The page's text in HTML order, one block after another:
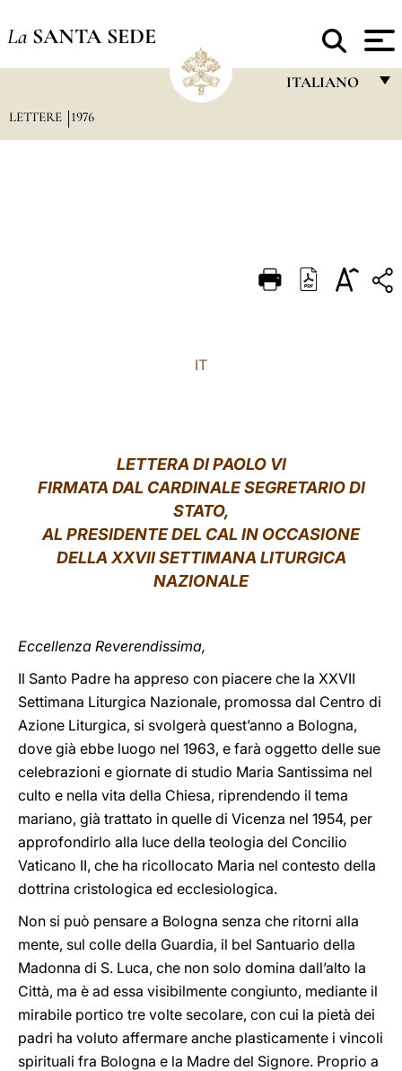
La SANTA SEDE
ITALIANO
DEUTSCH
LETTERE 1976
IT
LETTERA DI PAOLO VI
FIRMATA DAL CARDINALE SEGRETARIO DI
STATO,
AL PRESIDENTE DEL CAL IN OCCASIONE
DELLA XXVII SETTIMANA LITURGICA
NAZIONALE
Eccellenza Reverendissima,
Il Santo Padre ha appreso con piacere che la XXVII
Settimana Liturgica Nazionale, promossa dal Centro di
Azione Liturgica, si svolgerà quest’anno a Bologna,
dove già ebbe luogo nel 1963, e farà oggetto delle sue
celebrazioni e giornate di studio Maria Santissima nel
culto e nella vita della Chiesa, riprendendo il tema
mariano, già trattato in quelle di Vicenza nel 1954, per
approfondirlo alla luce della teologia del Concilio
Vaticano II, che ha ricollocato Maria nel contesto della
dottrina cristologica ed ecclesiologica.
Non si può pensare a Bologna senza che ritorni alla
mente, sul colle della Guardia, il bel Santuario della
Madonna di S. Luca, che non solo domina dall’alto la
Città, ma è ad essa visibilmente congiunto, mediante il
mirabile portico tre volte secolare, con cui la pietà dei
padri ha voluto affermare anche plasticamente i vincoli
spirituali fra Bologna e la Madre del Signore. Proprio a